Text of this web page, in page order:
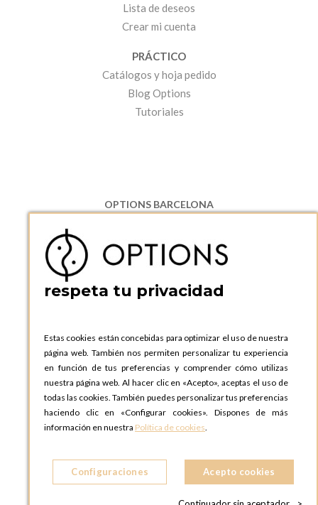
Lista de deseos
Crear mi cuenta
PRÁCTICO
Catálogos y hoja pedido
Blog Options
Tutoriales
OPTIONS BARCELONA
08130 Santa Perpetua de Moguda, Barcelona
ESPAñA
Teléfono:
+34 935 724 041
OPTIONS BARCELONA SHOWROOM
ESPAñA
Teléfono:+34 935 724 041
OPTIONS MADRID
C. Lucio Emilio Cándido, 6,
28803 Alcalá de Henares, Madrid
ESPAñA
OPTIONS MADRID SHOWROOM
respeta tu privacidad
Estas cookies están concebidas para optimizar el uso de nuestra
página web. También nos permiten personalizar tu experiencia
en función de tus preferencias y comprender cómo utilizas
nuestra página web. Al hacer clic en «Acepto», aceptas el uso de
todas las cookies. También puedes personalizar tus preferencias
haciendo clic en «Configurar cookies». Dispones de más
información en nuestra Política de cookies.
Configuraciones Acepto cookies